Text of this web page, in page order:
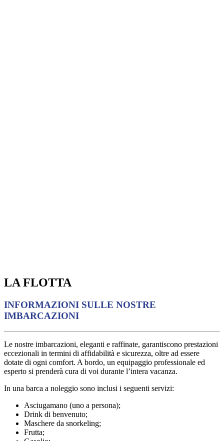
LA FLOTTA
INFORMAZIONI SULLE NOSTRE
IMBARCAZIONI
Le nostre imbarcazioni, eleganti e raffinate, garantiscono prestazioni
eccezionali in termini di affidabilità e sicurezza, oltre ad essere
dotate di ogni comfort. A bordo, un equipaggio professionale ed
esperto si prenderà cura di voi durante l’intera vacanza.
In una barca a noleggio sono inclusi i seguenti servizi:
Asciugamano (uno a persona);
Drink di benvenuto;
Maschere da snorkeling;
Frutta;